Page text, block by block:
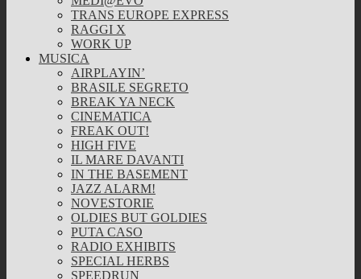
TRANS EUROPE EXPRESS
RAGGI X
WORK UP
MUSICA
AIRPLAYIN’
BRASILE SEGRETO
BREAK YA NECK
CINEMATICA
FREAK OUT!
HIGH FIVE
IL MARE DAVANTI
IN THE BASEMENT
JAZZ ALARM!
NOVESTORIE
OLDIES BUT GOLDIES
PUTA CASO
RADIO EXHIBITS
SPECIAL HERBS
SPEEDRUN